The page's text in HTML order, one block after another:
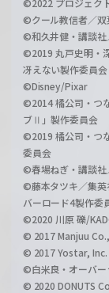
©クール教信者／双
©和久井健・講談社
©2019 丸戸史明・
冴えない製作委員会
©Disney/Pixar
©2014 橘公司・つ
ブⅡ」製作委員会
©2019 橘公司・つ
委員会
©春場ねぎ・講談社
©藤本タツキ／集英
バーロード4製作委
©2020 川原 礫/
© 2017 Manjuu
© 2017 Yostar,
©白米良・オーバ
© 2020 DONUTS